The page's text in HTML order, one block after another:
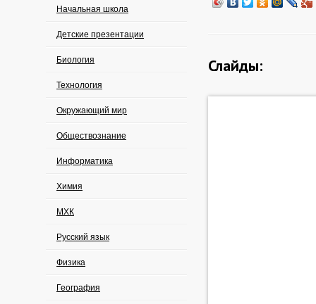
Начальная школа
Детские презентации
Биология
Технология
Окружающий мир
Обществознание
Информатика
Химия
МХК
Русский язык
Физика
География
Слайды: